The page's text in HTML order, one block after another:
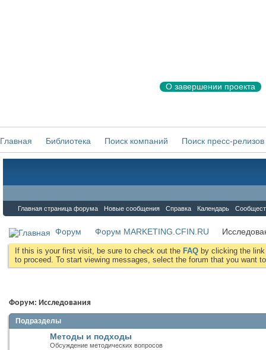
О завершении проекта
Главная Библиотека Поиск компаний Поиск пресс-релизов
Главная страница форума Новые сообщения Справка Календарь
Форум Форум MARKETING.CFIN.RU
If this is your first visit, be sure to check out the FAQ by clicking the
to proceed. To start viewing messages, select the forum that you want
Форум: Исследования
Подразделы
Методы и подходы
Обсуждение методических вопросов